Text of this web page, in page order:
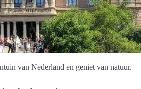
van Nederland en geniet van natuur.